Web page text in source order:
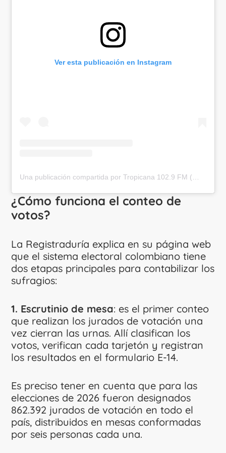
Ver esta publicación en Instagram
¿Cómo funciona el conteo de
votos?
La Registraduría explica en su página web
que el sistema electoral colombiano tiene
dos etapas principales para contabilizar los
sufragios:
1. Escrutinio de mesa: es el primer conteo
que realizan los jurados de votación una
vez cierran las urnas. Allí clasifican los
votos, verifican cada tarjetón y registran
los resultados en el formulario E-14.
Es preciso tener en cuenta que para las
elecciones de 2026 fueron designados
862.392 jurados de votación en todo el
país, distribuidos en mesas conformadas
por seis personas cada una.